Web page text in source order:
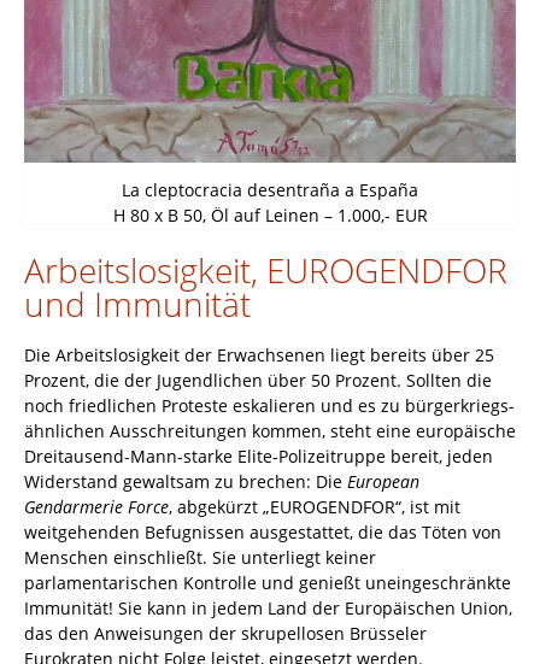
La cleptocracia desentraña a España
H 80 x B 50, Öl auf Leinen – 1.000,- EUR
Arbeitslosigkeit, EUROGENDFOR
und Immunität
Die Arbeitslosigkeit der Erwachsenen liegt bereits über 25
Prozent, die der Jugendlichen über 50 Prozent. Sollten die
noch friedlichen Proteste eskalieren und es zu bürgerkriegs-
ähnlichen Ausschreitungen kommen, steht eine europäische
Dreitausend-Mann-starke Elite-Polizeitruppe bereit, jeden
Widerstand gewaltsam zu brechen: Die European
Gendarmerie Force, abgekürzt „EUROGENDFOR“, ist mit
weitgehenden Befugnissen ausgestattet, die das Töten von
Menschen einschließt. Sie unterliegt keiner
parlamentarischen Kontrolle und genießt uneingeschränkte
Immunität! Sie kann in jedem Land der Europäischen Union,
das den Anweisungen der skrupellosen Brüsseler
Eurokraten nicht Folge leistet, eingesetzt werden.